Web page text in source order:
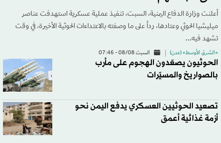
أعلنت وزارة الدفاع اليمنية، السبت، تنفيذ عملية عسكرية استهدفت عناصر
ميليشيا الحوثي وعتادها، رداً على ما وصفته بالاعتداءات الحوثية الأخيرة، في وقت
تشهد فيه…
«الشرق الأوسط» (عدن) السبت 08/08 - 07:46
الحوثيون يصعّدون الهجوم على مأرب
بالصواريخ والمسيّرات
تصعيد الحوثيين العسكري يدفع اليمن نحو
أزمة غذائية أعمق